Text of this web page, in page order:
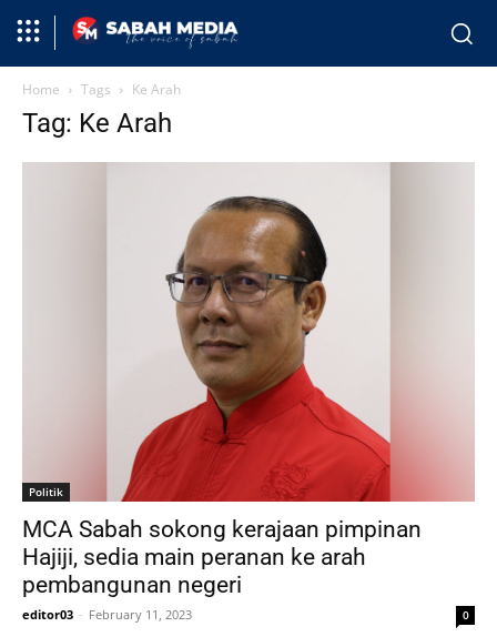
Home Tags Ke Arah
Tag: Ke Arah
Politik
MCA Sabah sokong kerajaan pimpinan
Hajiji, sedia main peranan ke arah
pembangunan negeri
editor03 - February 11, 2023 0